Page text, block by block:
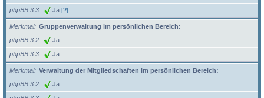
phpBB 3.3 Ja [?]
Merkmal
Gruppenverwaltung im persönlichen Bereich:
phpBB 3.2
Ja
phpBB 3.3 Ja
Merkmal
Verwaltung der Mitgliedschaften im persönlichen Bereich:
phpBB 3.2
Ja